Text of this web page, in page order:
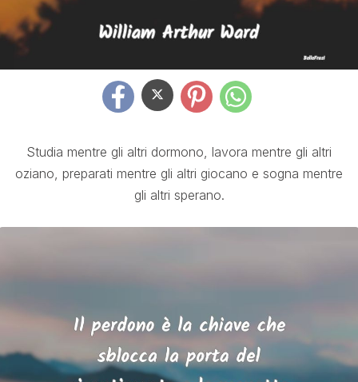
Studia mentre gli altri dormono, lavora mentre gli altri
oziano, preparati mentre gli altri giocano e sogna mentre
gli altri sperano.